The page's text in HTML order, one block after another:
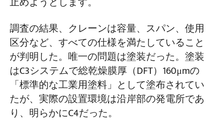
お問い合わせ
コア比較：天井クレーン用ISO 12944コー
ティングスキームをC3からC5-Mの環境に
合わせて選択する方法
C3環境（一般産業） – ほとんどの屋内天
井クレーンの標準規格
C5環境（極度の腐食） – 化学、海洋、熱
帯沿岸
調査の結果、クレーンは容量、スパン、使用
区分など、すべての仕様を満たしていること
が判明した。唯一の問題は塗装だった。塗装
はC3システムで総乾燥膜厚（DFT）160μmの
「標準的な工業用塗料」として塗布されてい
たが、実際の設置環境は沿岸部の発電所であ
り、明らかにC4だった。